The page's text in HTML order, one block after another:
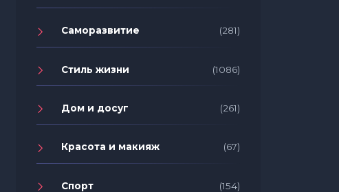
Саморазвитие (281)
Стиль жизни (1086)
Дом и досуг (261)
Красота и макияж (67)
Спорт (154)